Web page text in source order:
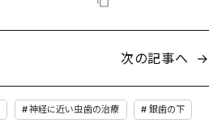
次の記事へ →
神経に近い虫歯の治療 銀歯の下